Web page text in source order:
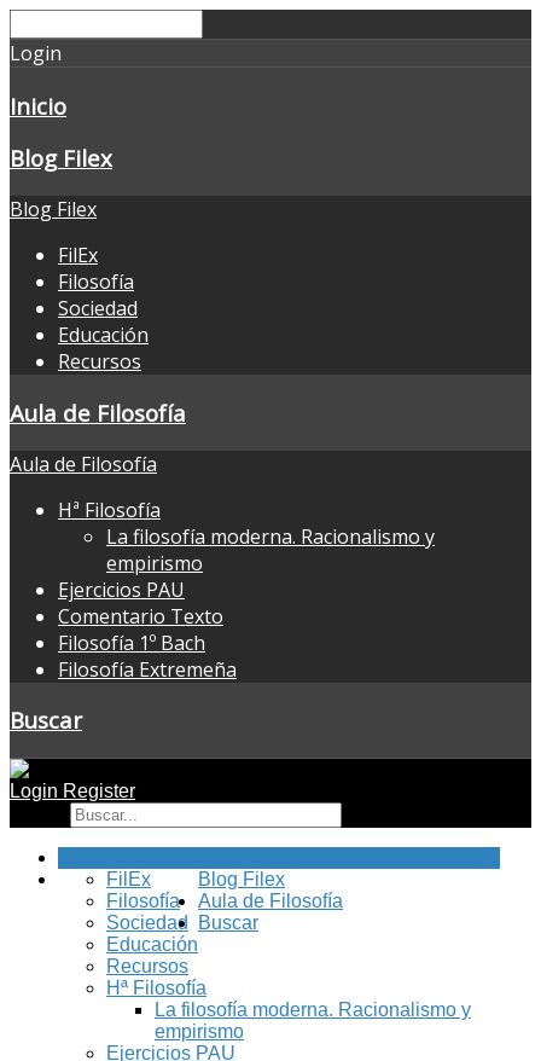
Login
Inicio
Blog Filex
Blog Filex
FilEx
Filosofía
Sociedad
Educación
Recursos
Aula de Filosofía
Aula de Filosofía
Hª Filosofía
La filosofía moderna. Racionalismo y
empirismo
Ejercicios PAU
Comentario Texto
Filosofía 1º Bach
Filosofía Extremeña
Buscar
Login Register
Blog Filex
FilEx
Filosofía
Sociedad
Educación
Recursos
Aula de Filosofía
Hª Filosofía
La filosofía moderna. Racionalismo y
empirismo
Ejercicios PAU
Buscar